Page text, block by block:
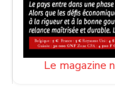
Le magazine